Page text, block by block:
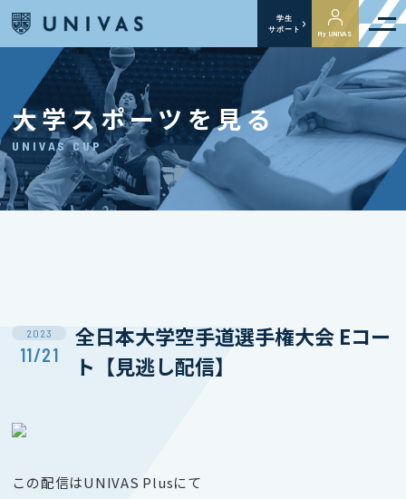
学生
サポート
My UNIVAS
大学スポーツを見る
UNIVAS CUP
2023
11/21
全日本大学空手道選手権大会 Eコー
ト【見逃し配信】
この配信はUNIVAS Plusにて